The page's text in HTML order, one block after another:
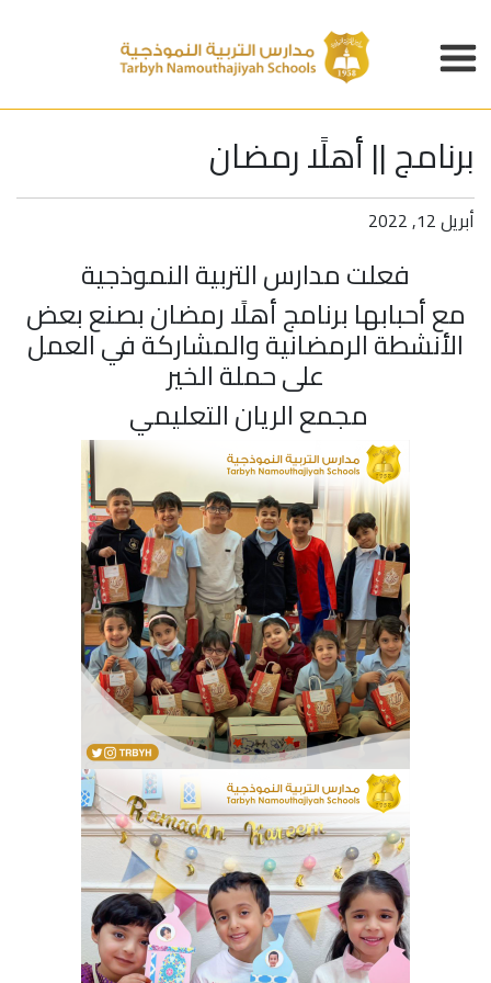
برنامج || أهلًا رمضان
أبريل 12, 2022
فعلتمدارس التربية النموذجية
مع أحبابها برنامج أهلًا رمضان بصنع بعض
الأنشطة الرمضانية والمشاركة في العمل
على حملة الخير
مجمع الريان التعليمي